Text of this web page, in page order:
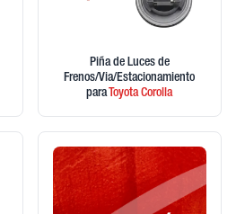
Piña de Luces de
Frenos/Via/Estacionamiento
para ToyotaCorolla